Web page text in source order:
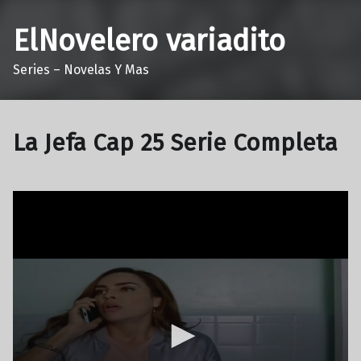
ElNovelero variadito
Series – Novelas Y Mas
La Jefa Cap 25 Serie Completa